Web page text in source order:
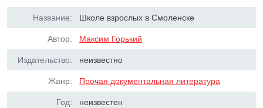
Название: Школе взрослых в Смоленске
Автор: Максим Горький
Издательство: неизвестно
Жанр: Прочая документальная литература
Год: неизвестен